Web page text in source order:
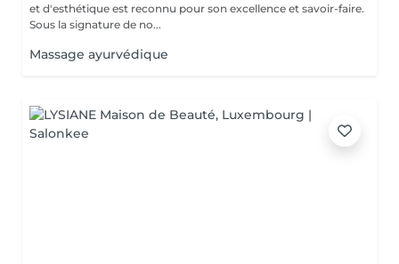
et d'esthétique est reconnu pour son excellence et savoir-faire.
Sous la signature de no...
Massage ayurvédique